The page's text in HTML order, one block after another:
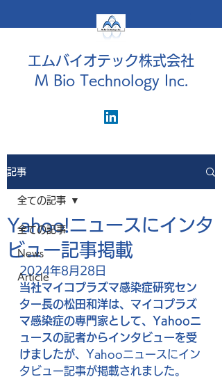
エムバイオテック株式会社
M Bio Technology Inc.
記事
全ての記事
News
Article
全ての記事
Yahoo!ニュースにインタ
ビュー記事掲載
2024年8月28日
当社マイコプラズマ感染症研究セン
ター長の松田和洋は、マイコプラズ
マ感染症の専門家として、Yahooニ
ュースの記者からインタビューを受
けましたが、Yahooニュースにイン
タビュー記事が掲載されました。